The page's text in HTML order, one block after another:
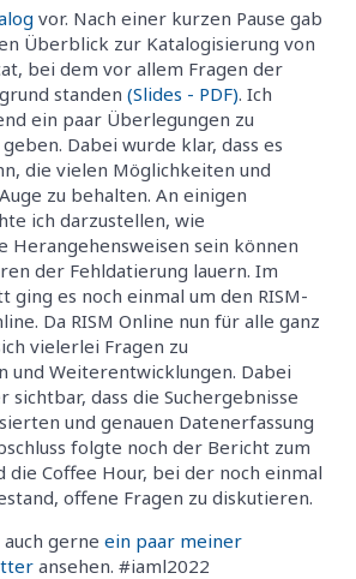
vor. Nach einer kurzen Pause gab
Überblick zur Katalogisierung von
bei dem vor allem Fragen der
standen (Slides - PDF). Ich
ein paar Überlegungen zu
Dabei wurde klar, dass es
die vielen Möglichkeiten und
zu behalten. An einigen
ich darzustellen, wie
Herangehensweisen sein können
der Fehldatierung lauern. Im
ging es noch einmal um den RISM-
Da RISM Online nun für alle ganz
vielerlei Fragen zu
und Weiterentwicklungen. Dabei
sichtbar, dass die Suchergebnisse
und genauen Datenerfassung
folgte noch der Bericht zum
Coffee Hour, bei der noch einmal
offene Fragen zu diskutieren.
gerne ein paar meiner
ansehen. #iaml2022